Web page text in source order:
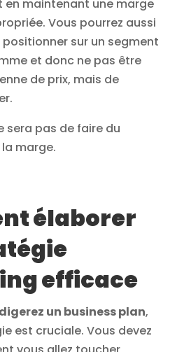
maintenant une marge
Vous pourrez aussi
sur un segment
et donc ne pas être
de prix, mais de
sera pas de faire du
marge.
élaborer
efficace
un business plan,
est cruciale. Vous devez